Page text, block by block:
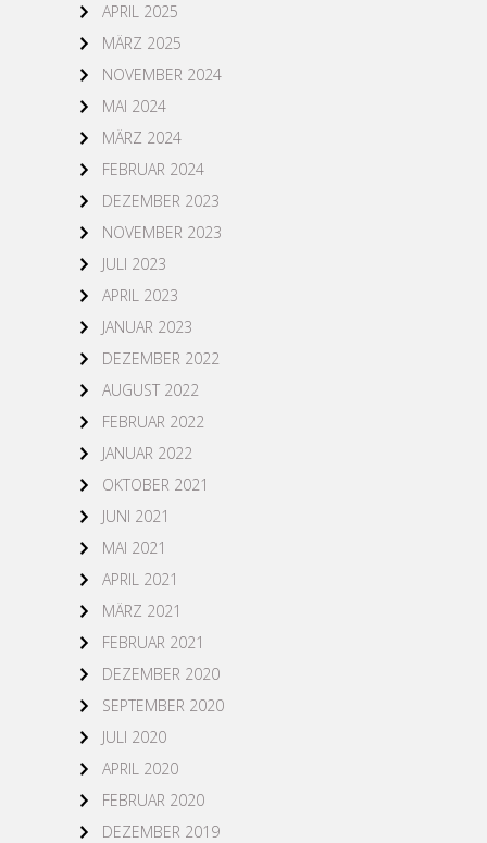
APRIL 2025
MÄRZ 2025
NOVEMBER 2024
MAI 2024
MÄRZ 2024
FEBRUAR 2024
DEZEMBER 2023
NOVEMBER 2023
JULI 2023
APRIL 2023
JANUAR 2023
DEZEMBER 2022
AUGUST 2022
FEBRUAR 2022
JANUAR 2022
OKTOBER 2021
JUNI 2021
MAI 2021
APRIL 2021
MÄRZ 2021
FEBRUAR 2021
DEZEMBER 2020
SEPTEMBER 2020
JULI 2020
APRIL 2020
FEBRUAR 2020
DEZEMBER 2019